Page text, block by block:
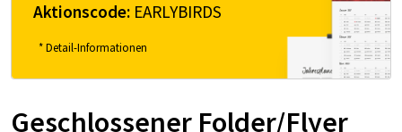
Aktionscode: EARLYBIRDS
* Detail-Informationen
Geschlossener Folder/Flyer